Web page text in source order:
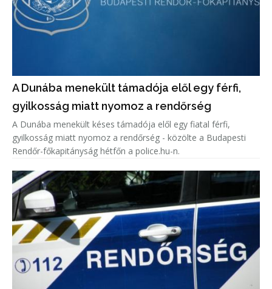
A Dunába menekült támadója elől egy férfi,
gyilkosság miatt nyomoz a rendőrség
A Dunába menekült késes támadója elől egy fiatal férfi,
gyilkosság miatt nyomoz a rendőrség - közölte a Budapesti
Rendőr-főkapitányság hétfőn a police.hu-n.